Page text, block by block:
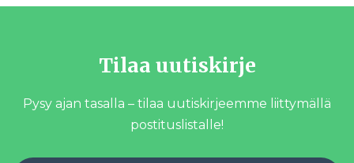
Tilaa uutiskirje
Pysy ajan tasalla – tilaa uutiskirjeemme liittymällä
postituslistalle!